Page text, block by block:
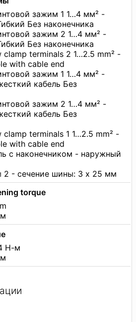
зажим 1 1…4 мм² -
Без наконечника
зажим 2 1…4 мм² -
Без наконечника
terminals 2 1…2.5 mm² -
with cable end
зажим 1 1…4 мм² -
кабель Без
зажим 2 1…4 мм² -
кабель Без
terminals 1 1…2.5 mm² -
with cable end
с наконечником - наружный
2 - сечение шины: 3 x 25 мм
torque
Н-м